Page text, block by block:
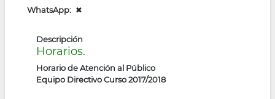
WhatsApp ✖
Descripción
Horarios.
Horario de Atención al Público
Equipo Directivo Curso 2017/2018